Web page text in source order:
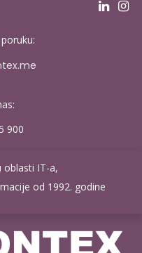
900
oblasti IT-a,
od 1992. godine